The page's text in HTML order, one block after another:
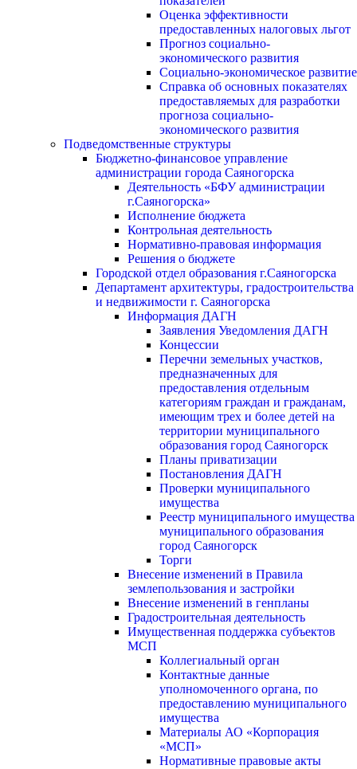
Оценка эффективности
предоставленных налоговых льгот
Прогноз социально-
экономического развития
Социально-экономическое развитие
Справка об основных показателях
предоставляемых для разработки
прогноза социально-
экономического развития
Подведомственные структуры
Бюджетно-финансовое управление
администрации города Саяногорска
Деятельность «БФУ администрации
г.Саяногорска»
Исполнение бюджета
Контрольная деятельность
Нормативно-правовая информация
Решения о бюджете
Городской отдел образования г.Саяногорска
Департамент архитектуры, градостроительства
и недвижимости г. Саяногорска
Информация ДАГН
Заявления Уведомления ДАГН
Концессии
Перечни земельных участков,
предназначенных для
предоставления отдельным
категориям граждан и гражданам,
имеющим трех и более детей на
территории муниципального
образования город Саяногорск
Планы приватизации
Постановления ДАГН
Проверки муниципального
имущества
Реестр муниципального имущества
муниципального образования
город Саяногорск
Торги
Внесение изменений в Правила
землепользования и застройки
Внесение изменений в генпланы
Градостроительная деятельность
Имущественная поддержка субъектов
МСП
Коллегиальный орган
Контактные данные
уполномоченного органа, по
предоставлению муниципального
имущества
Материалы АО «Корпорация
«МСП»
Нормативные правовые акты